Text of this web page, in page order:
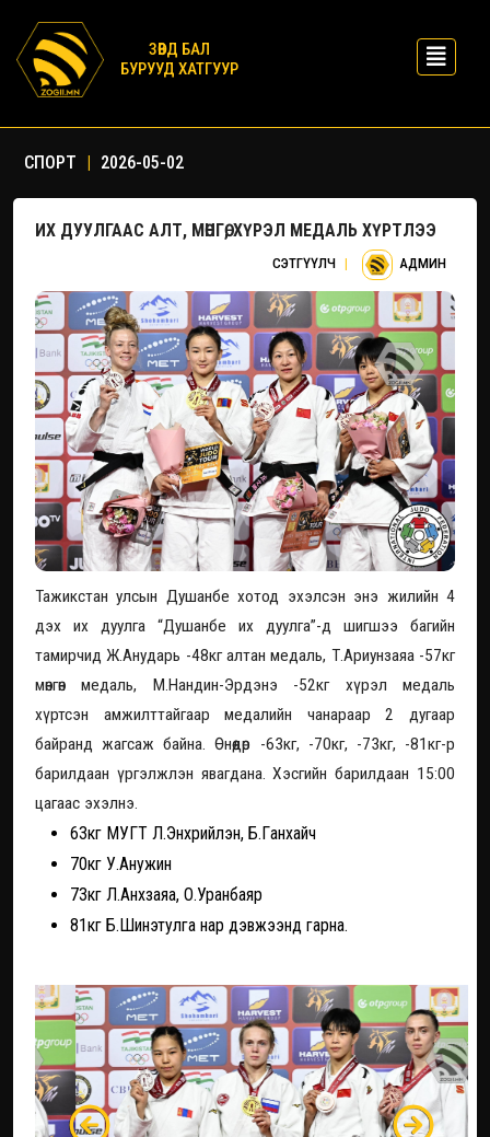
ЗӨВД БАЛ
БУРУУД ХАТГУУР
СПОРТ | 2026-05-02
ИХ ДУУЛГААС АЛТ, МӨНГӨ, ХҮРЭЛ МЕДАЛЬ ХҮРТЛЭЭ
СЭТГҮҮЛЧ | АДМИН
Тажикстан улсын Душанбе хотод эхэлсэн энэ жилийн 4
дэх их дуулга “Душанбе их дуулга”-д шигшээ багийн
тамирчид Ж.Анударь -48кг алтан медаль, Т.Ариунзаяа -57кг
мөнгөн медаль, М.Нандин-Эрдэнэ -52кг хүрэл медаль
хүртсэн амжилттайгаар медалийн чанараар 2 дугаар
байранд жагсаж байна. Өнөөдөр -63кг, -70кг, -73кг, -81кг-р
барилдаан үргэлжлэн явагдана. Хэсгийн барилдаан 15:00
цагаас эхэлнэ.
63кг МУГТ Л.Энхрийлэн, Б.Гaнхайч
70кг У.Анужин
73кг Л.Анхзаяа, О.Уранбаяр
81кг Б.Шинэтулга нар дэвжээнд гарна.